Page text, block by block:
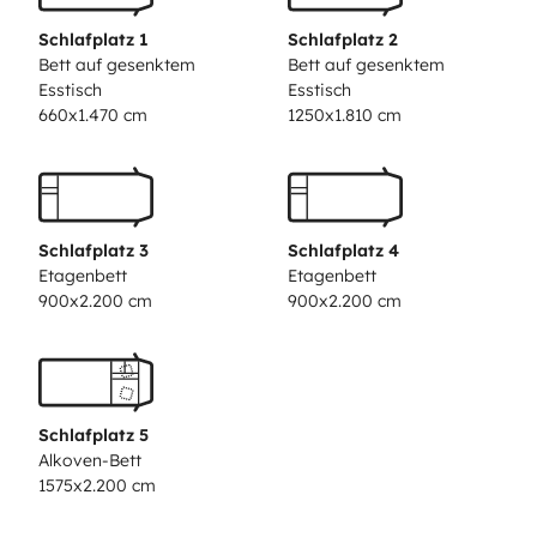
awning › Radio with USB › Electric cable › Full
insurance coverage › Bicycle rack › Propane gas
bottles › Pan and broom › European road assistance
› Water hose.
Schlafplatz 1
Bett auf gesenktem
Esstisch
660x1.470 cm
Schlafplatz 2
Bett auf gesenktem
Esstisch
1250x1.810 cm
Schlafplatz 3
Etagenbett
900x2.200 cm
Schlafplatz 4
Etagenbett
900x2.200 cm
Schlafplatz 5
Alkoven-Bett
1575x2.200 cm